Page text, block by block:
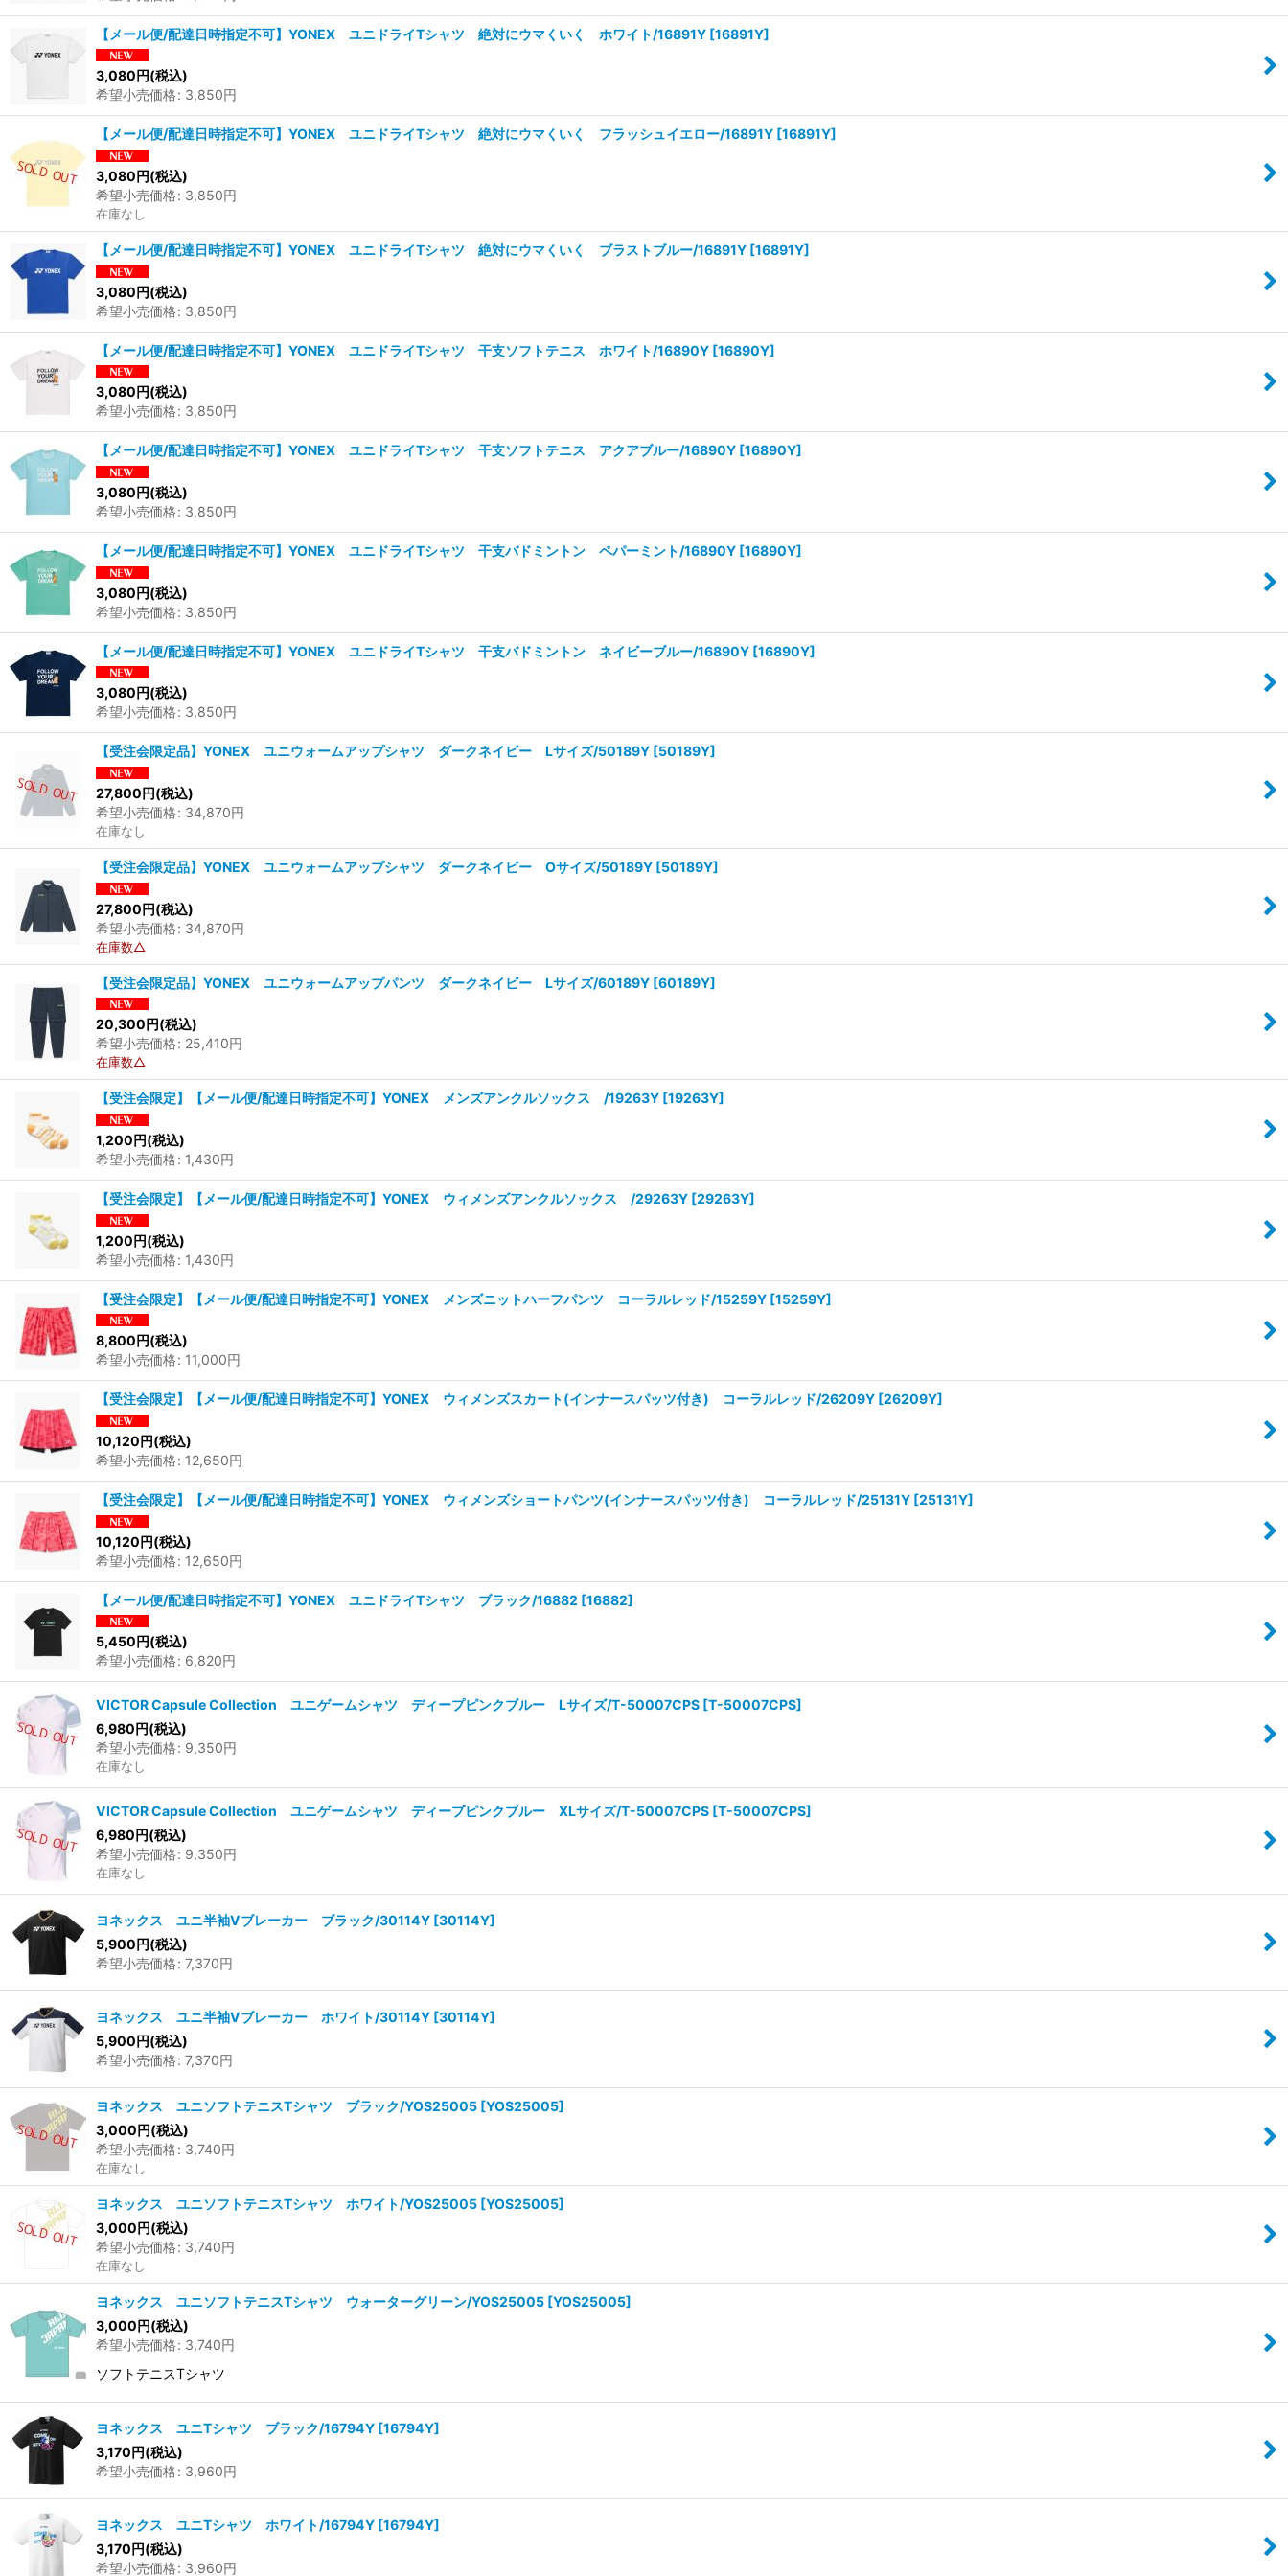
【メール便/配達日時指定不可】YONEX ユニドライTシャツ 絶対にウマくいく ホワイト/16891Y [16891Y]
3,080円(税込)
希望小売価格: 3,850円
【メール便/配達日時指定不可】YONEX ユニドライTシャツ 絶対にウマくいく フラッシュイエロー/16891Y [16891Y]
3,080円(税込)
希望小売価格: 3,850円
在庫なし
【メール便/配達日時指定不可】YONEX ユニドライTシャツ 絶対にウマくいく ブラストブルー/16891Y [16891Y]
3,080円(税込)
希望小売価格: 3,850円
【メール便/配達日時指定不可】YONEX ユニドライTシャツ 干支ソフトテニス ホワイト/16890Y [16890Y]
3,080円(税込)
希望小売価格: 3,850円
【メール便/配達日時指定不可】YONEX ユニドライTシャツ 干支ソフトテニス アクアブルー/16890Y [16890Y]
3,080円(税込)
希望小売価格: 3,850円
【メール便/配達日時指定不可】YONEX ユニドライTシャツ 干支バドミントン ペパーミント/16890Y [16890Y]
3,080円(税込)
希望小売価格: 3,850円
【メール便/配達日時指定不可】YONEX ユニドライTシャツ 干支バドミントン ネイビーブルー/16890Y [16890Y]
3,080円(税込)
希望小売価格: 3,850円
【受注会限定品】YONEX ユニウォームアップシャツ ダークネイビー Lサイズ/50189Y [50189Y]
27,800円(税込)
希望小売価格: 34,870円
在庫なし
【受注会限定品】YONEX ユニウォームアップシャツ ダークネイビー Oサイズ/50189Y [50189Y]
27,800円(税込)
希望小売価格: 34,870円
在庫数△
【受注会限定品】YONEX ユニウォームアップパンツ ダークネイビー Lサイズ/60189Y [60189Y]
20,300円(税込)
希望小売価格: 25,410円
在庫数△
【受注会限定】【メール便/配達日時指定不可】YONEX メンズアンクルソックス /19263Y [19263Y]
1,200円(税込)
希望小売価格: 1,430円
【受注会限定】【メール便/配達日時指定不可】YONEX ウィメンズアンクルソックス /29263Y [29263Y]
1,200円(税込)
希望小売価格: 1,430円
【受注会限定】【メール便/配達日時指定不可】YONEX メンズニットハーフパンツ コーラルレッド/15259Y [15259Y]
8,800円(税込)
希望小売価格: 11,000円
【受注会限定】【メール便/配達日時指定不可】YONEX ウィメンズスカート(インナースパッツ付き) コーラルレッド/26209Y [26209Y]
10,120円(税込)
希望小売価格: 12,650円
【受注会限定】【メール便/配達日時指定不可】YONEX ウィメンズショートパンツ(インナースパッツ付き) コーラルレッド/25131Y [25131Y]
10,120円(税込)
希望小売価格: 12,650円
【メール便/配達日時指定不可】YONEX ユニドライTシャツ ブラック/16882 [16882]
5,450円(税込)
希望小売価格: 6,820円
VICTOR Capsule Collection ユニゲームシャツ ディープピンクブルー Lサイズ/T-50007CPS [T-50007CPS]
6,980円(税込)
希望小売価格: 9,350円
在庫なし
VICTOR Capsule Collection ユニゲームシャツ ディープピンクブルー XLサイズ/T-50007CPS [T-50007CPS]
6,980円(税込)
希望小売価格: 9,350円
在庫なし
ヨネックス ユニ半袖Vブレーカー ブラック/30114Y [30114Y]
5,900円(税込)
希望小売価格: 7,370円
ヨネックス ユニ半袖Vブレーカー ホワイト/30114Y [30114Y]
5,900円(税込)
希望小売価格: 7,370円
ヨネックス ユニソフトテニスTシャツ ブラック/YOS25005 [YOS25005]
3,000円(税込)
希望小売価格: 3,740円
在庫なし
ヨネックス ユニソフトテニスTシャツ ホワイト/YOS25005 [YOS25005]
3,000円(税込)
希望小売価格: 3,740円
在庫なし
ヨネックス ユニソフトテニスTシャツ ウォーターグリーン/YOS25005 [YOS25005]
3,000円(税込)
希望小売価格: 3,740円
ソフトテニスTシャツ
ヨネックス ユニTシャツ ブラック/16794Y [16794Y]
3,170円(税込)
希望小売価格: 3,960円
ヨネックス ユニTシャツ ホワイト/16794Y [16794Y]
3,170円(税込)
希望小売価格: 3,960円